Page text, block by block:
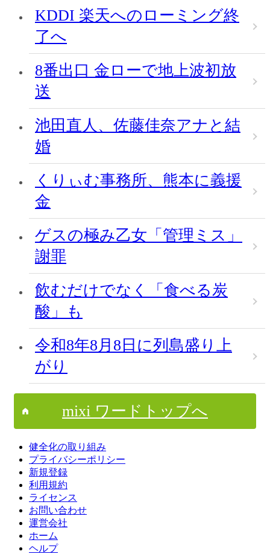
KDDI 楽天へのローミング終
了へ
8番出口 金ローで地上波初放
送
池田直人、佐藤佳奈アナと結
婚
くりぃむ事務所、熊本に義援
金
ゲスの極み乙女「管理ミス」
謝罪
飲むだけでなく「食べる炭
酸」も
令和8年8月8日に列島盛り上
がり
mixi ワードトップへ
健全化の取り組み
プライバシーポリシー
新規登録
利用規約
ライセンス
お問い合わせ
運営会社
ホーム
ヘルプ